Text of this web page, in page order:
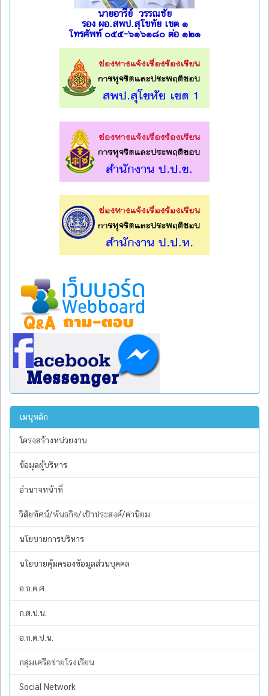
นายอารีย์ วรรณชัย
รอง ผอ.สพป.สุโขทัย เขต ๑
โทรศัพท์ ๐๕๕-๖๑๖๑๘๐ ต่อ ๑๒๑
เมนูหลัก
โครงสร้างหน่วยงาน
ข้อมูลผู้บริหาร
อำนาจหน้าที่
วิสัยทัศน์/พันธกิจ/เป้าประสงค์/ค่านิยม
นโยบายการบริหาร
นโยบายคุ้มครองข้อมูลส่วนบุคคล
อ.ก.ค.ศ.
ก.ต.ป.น.
อ.ก.ต.ป.น.
กลุ่มเครือข่ายโรงเรียน
Social Network